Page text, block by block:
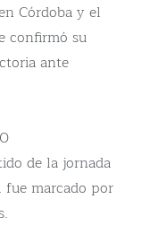
Córdoba y el
confirmó su
ante
de la jornada
marcado por